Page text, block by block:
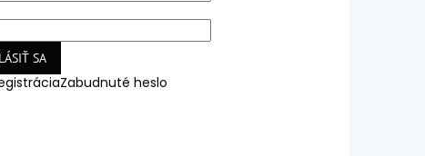
SA
Zabudnuté heslo